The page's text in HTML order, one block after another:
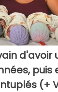
d'avoir
puis
(+